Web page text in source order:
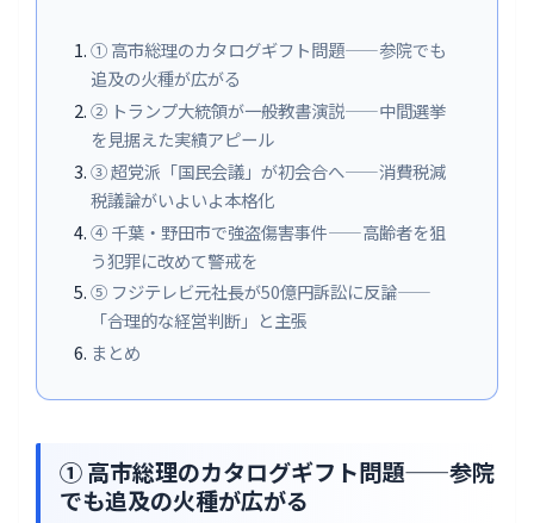
① 高市総理のカタログギフト問題——参院でも
追及の火種が広がる
② トランプ大統領が一般教書演説——中間選挙
を見据えた実績アピール
③ 超党派「国民会議」が初会合へ——消費税減
税議論がいよいよ本格化
④ 千葉・野田市で強盗傷害事件——高齢者を狙
う犯罪に改めて警戒を
⑤ フジテレビ元社長が50億円訴訟に反論——
「合理的な経営判断」と主張
まとめ
① 高市総理のカタログギフト問題——参院
でも追及の火種が広がる